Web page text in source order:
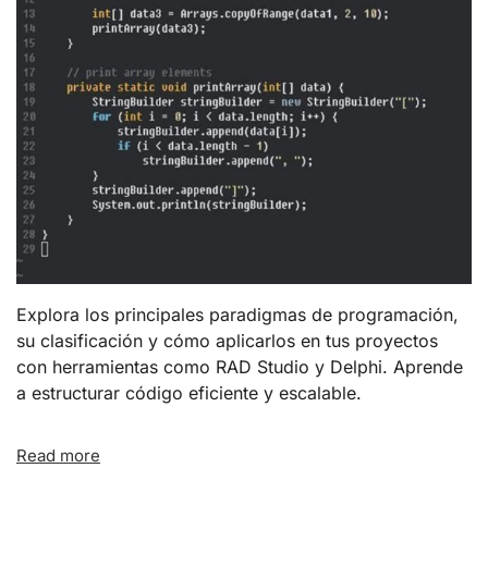
Explora los principales paradigmas de programación,
su clasificación y cómo aplicarlos en tus proyectos
con herramientas como RAD Studio y Delphi. Aprende
a estructurar código eficiente y escalable.
Read more